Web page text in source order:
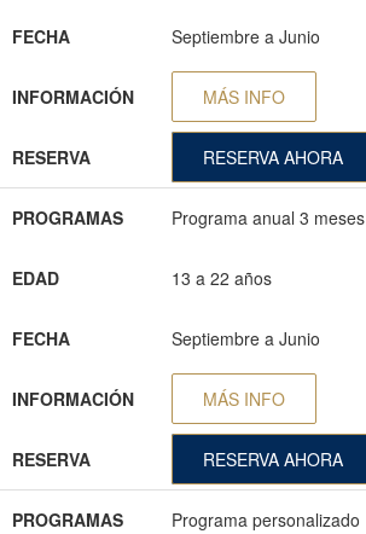
FECHA Septiembre a Junio
INFORMACIÓN MÁS INFO
RESERVA RESERVA AHORA
PROGRAMAS Programa anual 3 meses
EDAD 13 a 22 años
FECHA Septiembre a Junio
INFORMACIÓN MÁS INFO
RESERVA RESERVA AHORA
PROGRAMAS Programa personalizado